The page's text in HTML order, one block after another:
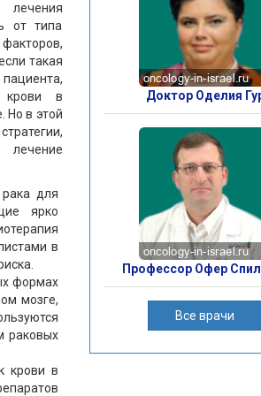
лечения
от типа
факторов,
такая
крови в
Но в этой
для
ярко
в
формах
мозге,
раковых
крови в
Доктор Оделия
Профессор Офер
Все врачи